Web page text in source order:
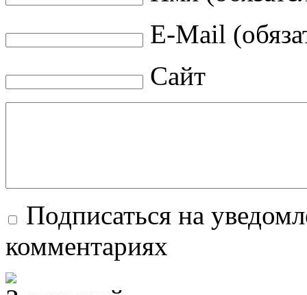
E-Mail
Сайт
Подписаться на
комментариях